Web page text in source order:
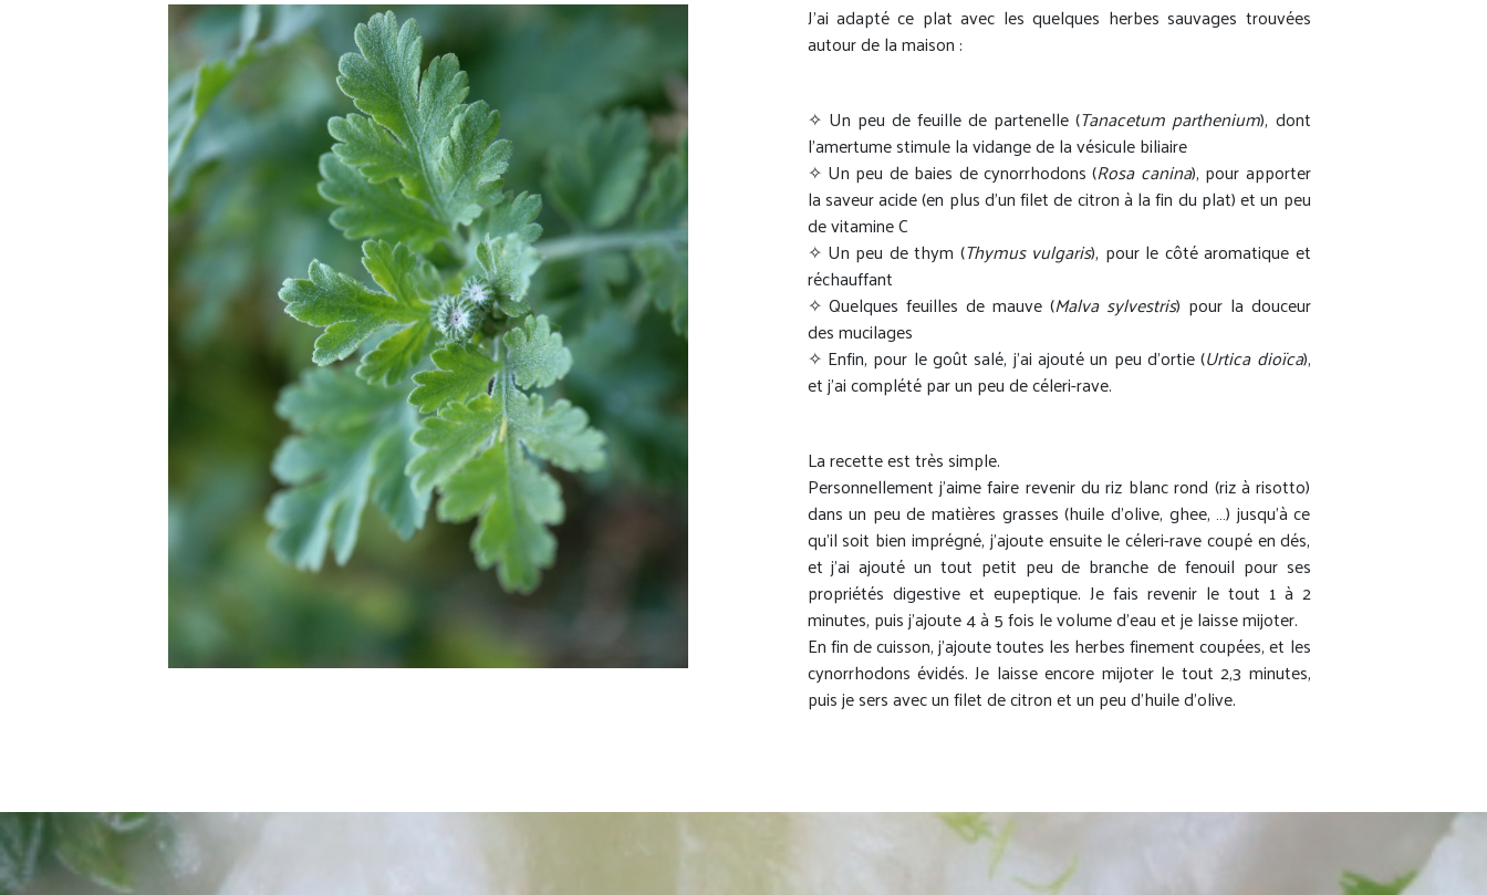
J’ai adapté ce plat avec les quelques herbes sauvages trouvées
autour de la maison :
✧ Un peu de feuille de partenelle (Tanacetum parthenium), dont
l’amertume stimule la vidange de la vésicule biliaire
✧ Un peu de baies de cynorrhodons (Rosa canina), pour apporter
la saveur acide (en plus d’un filet de citron à la fin du plat) et un peu
de vitamine C
✧ Un peu de thym (Thymus vulgaris), pour le côté aromatique et
réchauffant
✧ Quelques feuilles de mauve (Malva sylvestris) pour la douceur
des mucilages
✧ Enfin, pour le goût salé, j’ai ajouté un peu d’ortie (Urtica dioïca),
et j’ai complété par un peu de céleri-rave.
La recette est très simple.
Personnellement j’aime faire revenir du riz blanc rond (riz à risotto)
dans un peu de matières grasses (huile d’olive, ghee, …) jusqu’à ce
qu’il soit bien imprégné, j’ajoute ensuite le céleri-rave coupé en dés,
et j’ai ajouté un tout petit peu de branche de fenouil pour ses
propriétés digestive et eupeptique. Je fais revenir le tout 1 à 2
minutes, puis j’ajoute 4 à 5 fois le volume d’eau et je laisse mijoter.
En fin de cuisson, j’ajoute toutes les herbes finement coupées, et les
cynorrhodons évidés. Je laisse encore mijoter le tout 2,3 minutes,
puis je sers avec un filet de citron et un peu d’huile d’olive.